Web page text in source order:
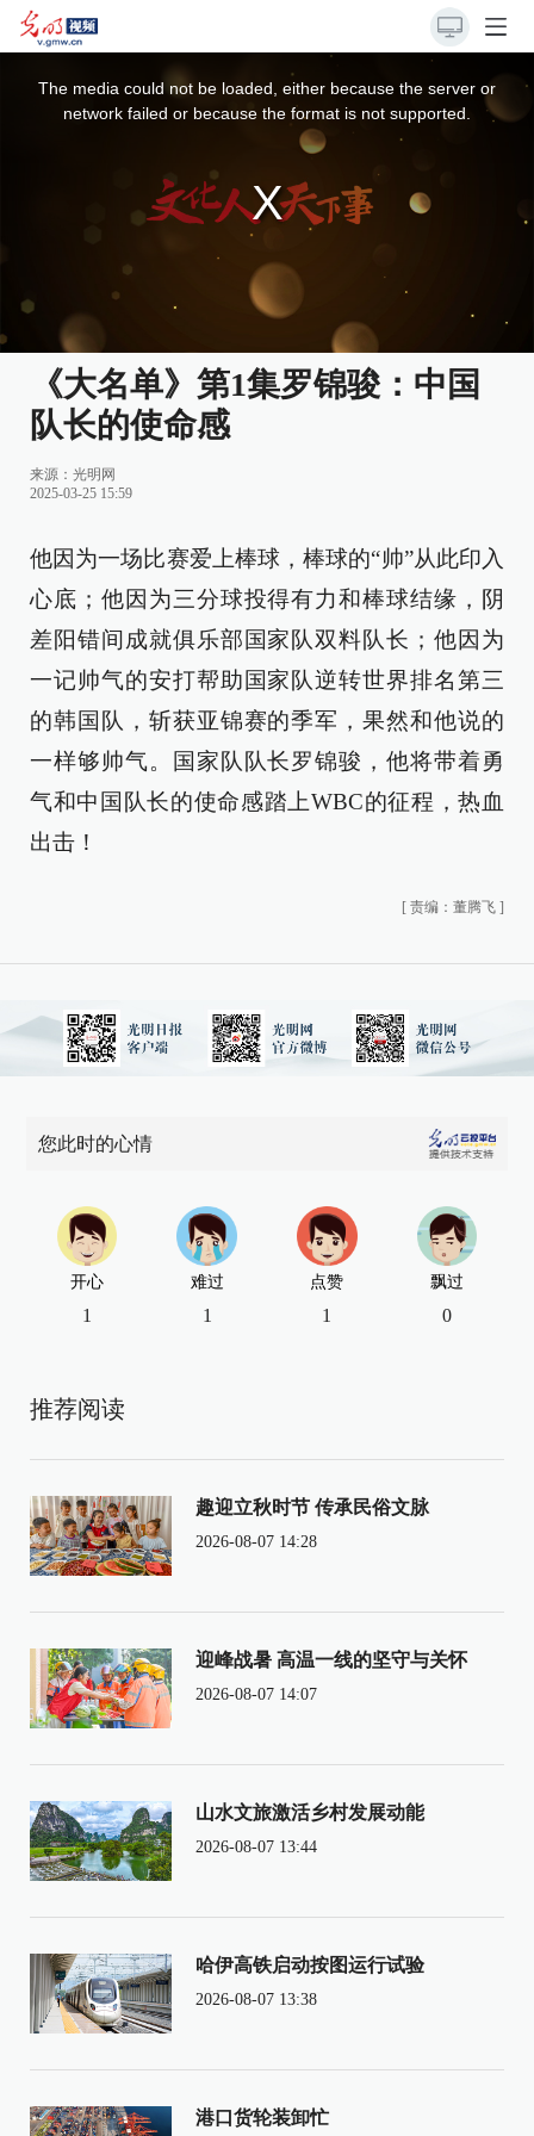
The media could not be loaded, either because the server or
network failed or because the format is not supported.
《大名单》第1集罗锦骏：中国
队长的使命感
来源： 光明网
2025-03-25 15:59
他因为一场比赛爱上棒球，棒球的“帅”从此印入
心底；他因为三分球投得有力和棒球结缘，阴
差阳错间成就俱乐部国家队双料队长；他因为
一记帅气的安打帮助国家队逆转世界排名第三
的韩国队，斩获亚锦赛的季军，果然和他说的
一样够帅气。国家队队长罗锦骏，他将带着勇
气和中国队长的使命感踏上WBC的征程，热血
出击！
[ 责编：董腾飞 ]
您此时的心情
开心
1
难过
1
点赞
1
飘过
0
推荐阅读
趣迎立秋时节 传承民俗文脉
2026-08-07 14:28
迎峰战暑 高温一线的坚守与关怀
2026-08-07 14:07
山水文旅激活乡村发展动能
2026-08-07 13:44
哈伊高铁启动按图运行试验
2026-08-07 13:38
港口货轮装卸忙